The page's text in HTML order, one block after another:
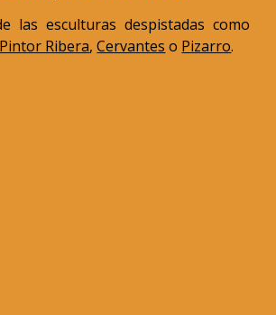
las esculturas despistadas como
Ribera,Cervantes o Pizarro.